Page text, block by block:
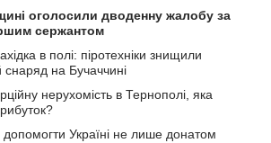
оголосили дводенну жалобу за
сержантом
в полі: піротехніки знищили
снаряд на Бучаччині
нерухомість в Тернополі, яка
Україні не лише донатом